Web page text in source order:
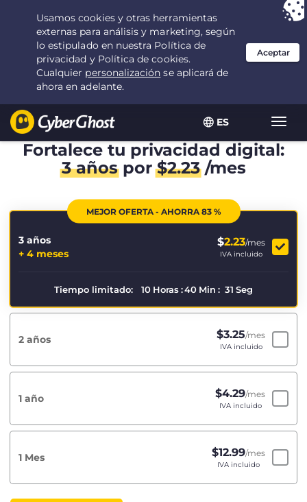
ES
Tu elección:la mejor ofertadurante 3.3333333333333 años por $
2.23 /mes
Fortalece tu privacidad digital:
3 añospor$2.23/mes
MEJOR OFERTA - AHORRA 83 %
3 años
+ 4 meses
$2.23/mes
IVA incluido
Tiempo limitado: 10 Horas:40 Min : 31 Seg
2 años $3.25/mes
IVA incluido
1 año $4.29/mes
IVA incluido
1 Mes $12.99/mes
IVA incluido